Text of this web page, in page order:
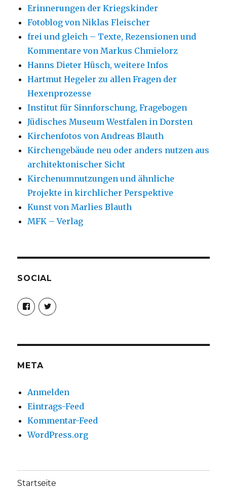
Erinnerungen der Kriegskinder
Fotoblog von Niklas Fleischer
frei und gleich – Texte, Rezensionen und
Kommentare von Markus Chmielorz
Hanns Dieter Hüsch, weitere Infos
Hartmut Hegeler zu allen Fragen der
Hexenprozesse
Institut für Sinnforschung, Fragebogen
Jüdisches Museum Westfalen in Dorsten
Kirchenfotos von Andreas Blauth
Kirchengebäude neu oder anders nutzen aus
architektonischer Sicht
Kirchenumnutzungen und ähnliche
Projekte in kirchlicher Perspektive
Kunst von Marlies Blauth
MFK – Verlag
SOCIAL
Profil
von
christoph.fleischer1
anzeigen
Profil
von
anzeigen
META
Anmelden
Eintrags-Feed
Kommentar-Feed
WordPress.org
Startseite